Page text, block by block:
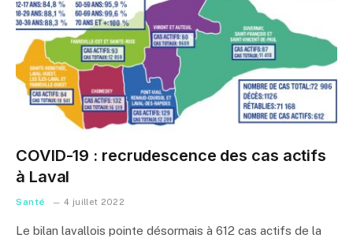
COVID-19 : recrudescence des cas actifs
à Laval
Santé 4 juillet 2022
Le bilan lavallois pointe désormais à 612 cas actifs de la